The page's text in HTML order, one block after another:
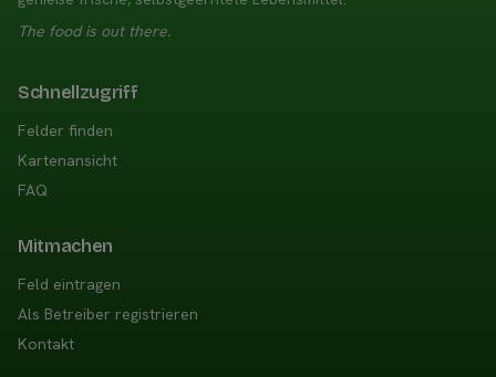
The food is out there.
Schnellzugriff
Felder finden
Kartenansicht
FAQ
Mitmachen
Feld eintragen
Als Betreiber registrieren
Kontakt